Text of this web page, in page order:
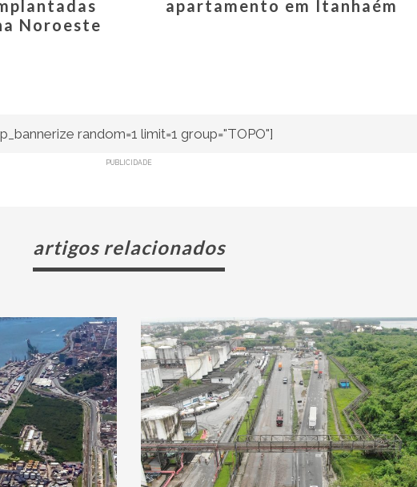
Noroeste
apartamento em Itanhaém
random=1 limit=1 group="TOPO"]
PUBLICIDADE
artigos relacionados